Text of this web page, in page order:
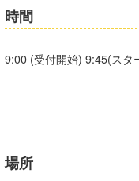
時間
9:00 (受付開始) 9:45(スタ
場所 まっきー